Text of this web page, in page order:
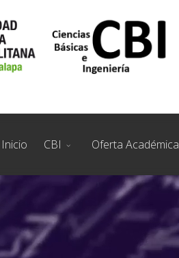
Inicio CBI Oferta Académica